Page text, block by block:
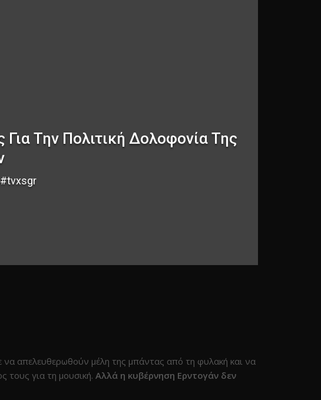
Την Πολιτική Δολοφονία Της
να απελευθερωθούν μέλη της μπάντας από τη φυλακή και να
τους για τη μουσική. Αλλά η κυβέρνηση Ερντογάν δεν